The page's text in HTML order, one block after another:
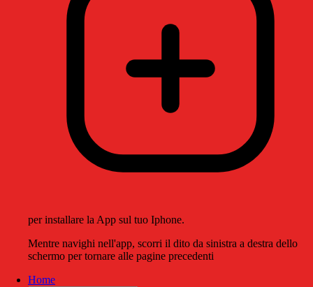
per installare la App sul tuo Iphone.
Mentre navighi nell'app, scorri il dito da sinistra a destra dello
schermo per tornare alle pagine precedenti
Home